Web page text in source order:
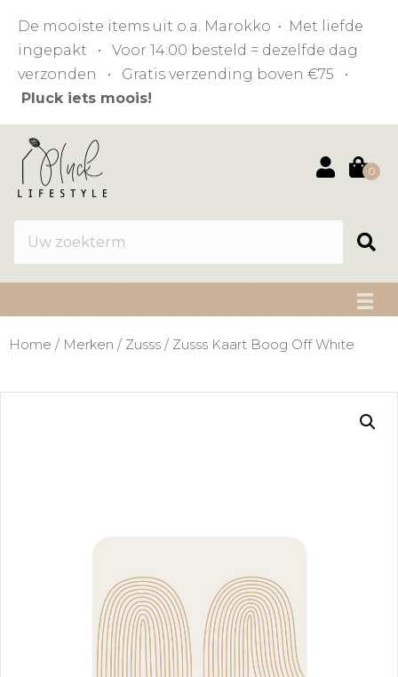
De mooiste items uit o.a. Marokko • Met liefde
ingepakt • Voor 14:00 besteld = dezelfde dag
verzonden • Gratis verzending boven €75 •
Pluck iets moois!
0
Home / Merken / Zusss / Zusss Kaart Boog Off White